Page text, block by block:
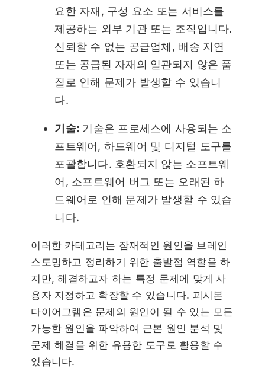
요한 자재, 구성 요소 또는 서비스를
제공하는 외부 기관 또는 조직입니다.
신뢰할 수 없는 공급업체, 배송 지연
또는 공급된 자재의 일관되지 않은 품
질로 인해 문제가 발생할 수 있습니
다.
기술: 기술은 프로세스에 사용되는 소
프트웨어, 하드웨어 및 디지털 도구를
포괄합니다. 호환되지 않는 소프트웨
어, 소프트웨어 버그 또는 오래된 하
드웨어로 인해 문제가 발생할 수 있습
니다.
이러한 카테고리는 잠재적인 원인을 브레인
스토밍하고 정리하기 위한 출발점 역할을 하
지만, 해결하고자 하는 특정 문제에 맞게 사
용자 지정하고 확장할 수 있습니다. 피시본
다이어그램은 문제의 원인이 될 수 있는 모든
가능한 원인을 파악하여 근본 원인 분석 및
문제 해결을 위한 유용한 도구로 활용할 수
있습니다.